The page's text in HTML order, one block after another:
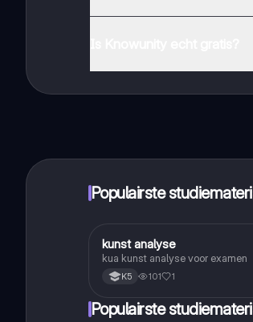
handbereik!
Populairste
Kunst
kunst analyse
kua kunst analyse voor examen
K5 101 1
Populairste